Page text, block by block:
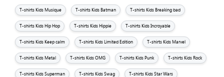
T-shirts Kids Musique T-shirts Kids Batman T-shirts Kids Breaking bad
T-shirts Kids Hip Hop T-shirts Kids Hippie T-shirts Kids Incroyable
T-shirts Kids Keep calm T-shirts Kids Limited Edition T-shirts Kids Marvel
T-shirts Kids Metal T-shirts Kids OMG T-shirts Kids Punk T-shirts Kids Rock
T-shirts Kids Superman T-shirts Kids Swag T-shirts Kids Star Wars